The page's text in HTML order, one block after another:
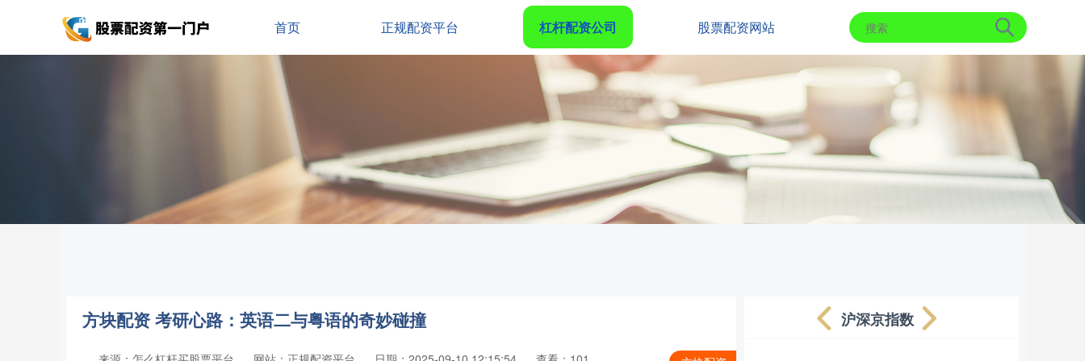
首页 正规配资平台 杠杆配资公司 股票配资网站
方块配资 考研心路：英语二与粤语的奇妙碰撞 沪深京指数